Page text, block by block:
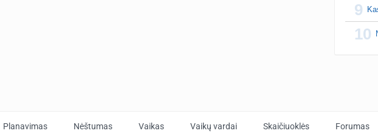
9
10
Planavimas Nėštumas Vaikas Vaikų vardai Skaičiuoklės Forumas